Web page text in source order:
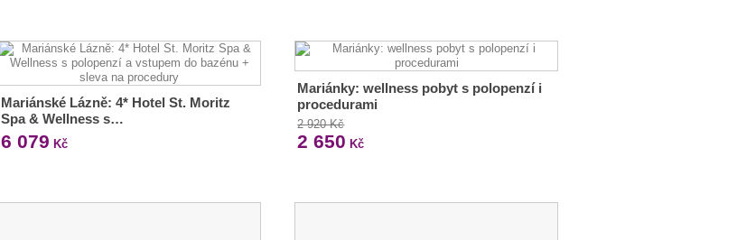
Mariánské Lázně: 4* Hotel St. Moritz
Spa & Wellness s…
6 079 Kč
Mariánky: wellness pobyt s polopenzí i
procedurami
2 920 Kč
2 650 Kč